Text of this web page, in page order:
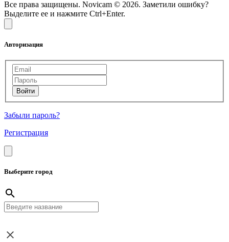
Все права защищены. Novicam © 2026. Заметили ошибку?
Выделите ее и нажмите Ctrl+Enter.
Авторизация
Забыли пароль?
Регистрация
Выберите город